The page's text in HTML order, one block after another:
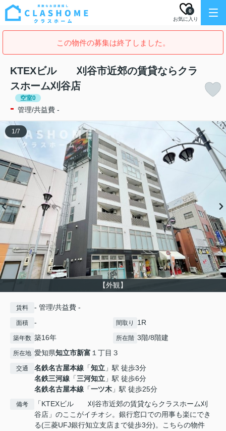
お気に入り
0
この物件の募集は終了しました。
KTEXビル 刈谷市近郊の賃貸ならクラ
スホーム刈谷店
空室0
- 管理/共益費 -
【外観】
1/7
賃料 - 管理/共益費 -
面積 - 間取り 1R
築年数 築16年 所在階 3階/8階建
所在地 愛知県知立市新富 １丁目３
交通 名鉄名古屋本線 「知立 」駅 徒歩3分
名鉄三河線 「三河知立 」駅 徒歩6分
名鉄名古屋本線 「一ツ木 」駅 徒歩25分
備考
「KTEXビル 刈谷市近郊の賃貸ならクラスホーム刈
谷店」のここがイチオシ。銀行窓口での用事も楽にでき
る(三菱UFJ銀行知立支店まで徒歩3分)。こちらの物件